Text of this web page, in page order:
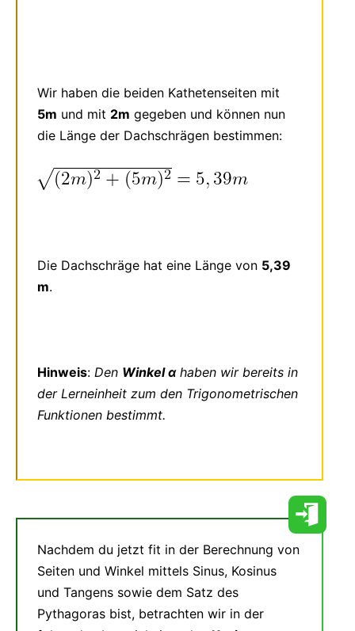
Wir haben die beiden Kathetenseiten mit
5m und mit 2m gegeben und können nun
die Länge der Dachschrägen bestimmen:
Die Dachschräge hat eine Länge von 5,39
m.
Hinweis: Den Winkel αhaben wir bereits in
der Lerneinheit zum den Trigonometrischen
Funktionen bestimmt.
Nachdem du jetzt fit in der Berechnung von
Seiten und Winkel mittels Sinus, Kosinus
und Tangens sowie dem Satz des
Pythagoras bist, betrachten wir in der